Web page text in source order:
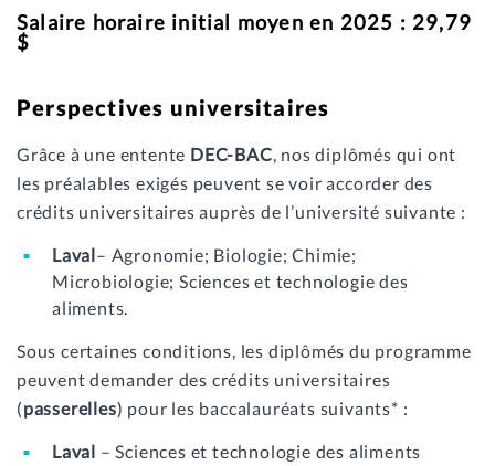
Salaire horaire initial moyen en 2025 : 29,79
$
Perspectives universitaires
Grâce à une entente DEC-BAC , nos diplômés qui ont
les préalables exigés peuvent se voir accorder des
crédits universitaires auprès de l’université suivante :
Laval– Agronomie; Biologie; Chimie;
Microbiologie; Sciences et technologie des
aliments.
Sous certaines conditions, les diplômés du programme
peuvent demander des crédits universitaires
(passerelles) pour les baccalauréats suivants* :
Laval – Sciences et technologie des aliments